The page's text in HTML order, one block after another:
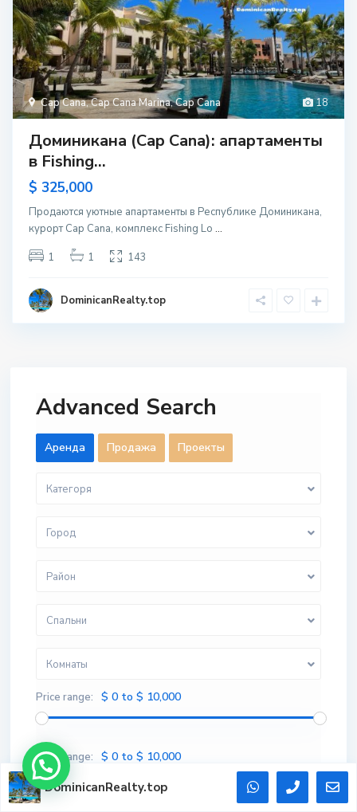
18
Cap Cana,Cap Cana Marina,Cap Cana
Доминикана (Cap Cana): апартаменты
в Fishing...
$ 325,000
Продаются уютные апартаменты в Республике Доминикана,
курорт Cap Cana, комплекс Fishing Lo ...
1
1 143
DominicanRealty.top
Advanced Search
Aренда Продажа Проекты
Категоря
Город
Район
Спальни
Комнаты
Price range: $ 0 to $ 10,000
Price range: $ 0 to $ 10,000
DominicanRealty.top